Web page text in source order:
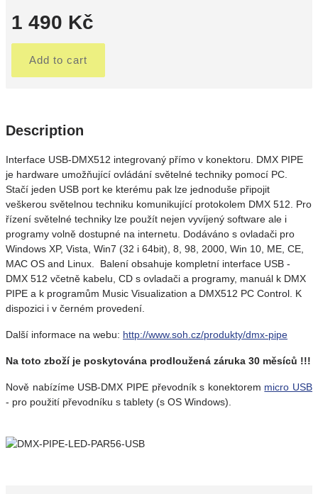
1 490 Kč
Add to cart
Description
Interface USB-DMX512 integrovaný přímo v konektoru. DMX PIPE
je hardware umožňující ovládání světelné techniky pomocí PC.
Stačí jeden USB port ke kterému pak lze jednoduše připojit
veškerou světelnou techniku komunikující protokolem DMX 512. Pro
řízení světelné techniky lze použít nejen vyvíjený software ale i
programy volně dostupné na internetu. Dodáváno s ovladači pro
Windows XP, Vista, Win7 (32 i 64bit), 8, 98, 2000, Win 10, ME, CE,
MAC OS and Linux. Balení obsahuje kompletní interface USB -
DMX 512 včetně kabelu, CD s ovladači a programy, manuál k DMX
PIPE a k programům Music Visualization a DMX512 PC Control. K
dispozici i v černém provedení.
Další informace na webu: http://www.soh.cz/produkty/dmx-pipe
Na toto zboží je poskytována prodloužená záruka 30 měsíců !!!
Nově nabízíme USB-DMX PIPE převodník s konektorem micro USB
- pro použití převodníku s tablety (s OS Windows).